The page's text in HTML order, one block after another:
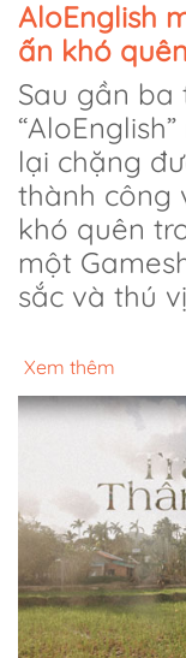
AloEnglish
ấn khó
Sau gần ba
lại chặng
thành công
khó quên
một
sắc và thú
Xem thêm